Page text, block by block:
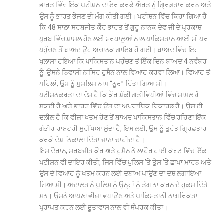
ਭਾਰਤ ਵਿੱਚ ਇੱਕ ਪਟੀਸ਼ਨ ਦਾਇਰ ਕਰਕੇ ਔਰਤ ਨੂੰ ਗ੍ਰਿਫ਼ਤਾਰ ਕਰਨ ਅਤੇ
ਉਸ ਨੂੰ ਭਾਰਤ ਭੇਜਣ ਦੀ ਮੰਗ ਕੀਤੀ ਗਈ। ਪਟੀਸ਼ਨ ਵਿੱਚ ਕਿਹਾ ਗਿਆ ਹੈ
ਕਿ 48 ਸਾਲਾ ਸਰਬਜੀਤ ਕੌਰ ਭਾਰਤ ਤੋਂ ਗੁਰੂ ਨਾਨਕ ਦੇਵ ਜੀ ਦੇ ਪ੍ਰਕਾਸ਼
ਪੁਰਬ ਵਿੱਚ ਸ਼ਾਮਲ ਹੋਣ ਲਈ ਸ਼ਰਧਾਲੂਆਂ ਨਾਲ ਪਾਕਿਸਤਾਨ ਆਈ ਸੀ ਪਰ
ਪਹੁੰਚਣ ਤੋਂ ਬਾਅਦ ਉਹ ਅਚਾਨਕ ਗਾਇਬ ਹੋ ਗਈ। ਬਾਅਦ ਵਿੱਚ ਇਹ
ਖੁਲਾਸਾ ਹੋਇਆ ਕਿ ਪਾਕਿਸਤਾਨ ਪਹੁੰਚਣ ਤੋਂ ਇੱਕ ਦਿਨ ਬਾਅਦ 4 ਨਵੰਬਰ
ਨੂੰ, ਉਸਨੇ ਨਿਵਾਸੀ ਨਾਸਿਰ ਹੁਸੈਨ ਨਾਲ ਵਿਆਹ ਕਰਵਾ ਲਿਆ। ਵਿਆਹ ਤੋਂ
ਪਹਿਲਾਂ, ਉਸ ਨੂੰ ਮੁਸਲਿਮ ਨਾਮ ‘‘ਨੂਰ’’ ਦਿੱਤਾ ਗਿਆ ਸੀ।
ਪਟੀਸ਼ਨਕਰਤਾ ਦਾ ਦੋਸ਼ ਹੈ ਕਿ ਕੌਰ ਸ਼ੱਕੀ ਗਤੀਵਿਧੀਆਂ ਵਿੱਚ ਸ਼ਾਮਲ ਹੋ
ਸਕਦੀ ਹੈ ਅਤੇ ਭਾਰਤ ਵਿੱਚ ਉਸ ਦਾ ਅਪਰਾਧਿਕ ਰਿਕਾਰਡ ਹੈ। ਉਸ ਦੀ
ਦਲੀਲ ਹੈ ਕਿ ਵੀਜ਼ਾ ਖਤਮ ਹੋਣ ਤੋਂ ਬਾਅਦ ਪਾਕਿਸਤਾਨ ਵਿੱਚ ਰਹਿਣਾ ਇੱਕ
ਗੰਭੀਰ ਰਾਸ਼ਟਰੀ ਸੁਰੱਖਿਆ ਮੁੱਦਾ ਹੈ, ਇਸ ਲਈ, ਉਸ ਨੂੰ ਤੁਰੰਤ ਗ੍ਰਿਫ਼ਤਾਰ
ਕਰਕੇ ਦੇਸ਼ ਨਿਕਾਲਾ ਦਿੱਤਾ ਜਾਣਾ ਚਾਹੀਦਾ ਹੈ।
ਇਸ ਦੌਰਾਨ, ਸਰਬਜੀਤ ਕੌਰ ਅਤੇ ਹੁਸੈਨ ਨੇ ਲਾਹੌਰ ਹਾਈ ਕੋਰਟ ਵਿੱਚ ਇੱਕ
ਪਟੀਸ਼ਨ ਵੀ ਦਾਇਰ ਕੀਤੀ, ਜਿਸ ਵਿੱਚ ਪੁਲਿਸ ’ਤੇ ਉਸ ’ਤੇ ਛਾਪਾ ਮਾਰਨ ਅਤੇ
ਉਸ ਦੇ ਵਿਆਹ ਨੂੰ ਖਤਮ ਕਰਨ ਲਈ ਦਬਾਅ ਪਾਉਣ ਦਾ ਦੋਸ਼ ਲਗਾਇਆ
ਗਿਆ ਸੀ। ਅਦਾਲਤ ਨੇ ਪੁਲਿਸ ਨੂੰ ਉਨ੍ਹਾਂ ਨੂੰ ਤੰਗ ਨਾ ਕਰਨ ਦੇ ਹੁਕਮ ਦਿੱਤੇ
ਸਨ। ਉਸਨੇ ਆਪਣਾ ਵੀਜ਼ਾ ਵਧਾਉਣ ਅਤੇ ਪਾਕਿਸਤਾਨੀ ਨਾਗਰਿਕਤਾ
ਪ੍ਰਾਪਤ ਕਰਨ ਲਈ ਦੂਤਾਵਾਸ ਨਾਲ ਵੀ ਸੰਪਰਕ ਕੀਤਾ।